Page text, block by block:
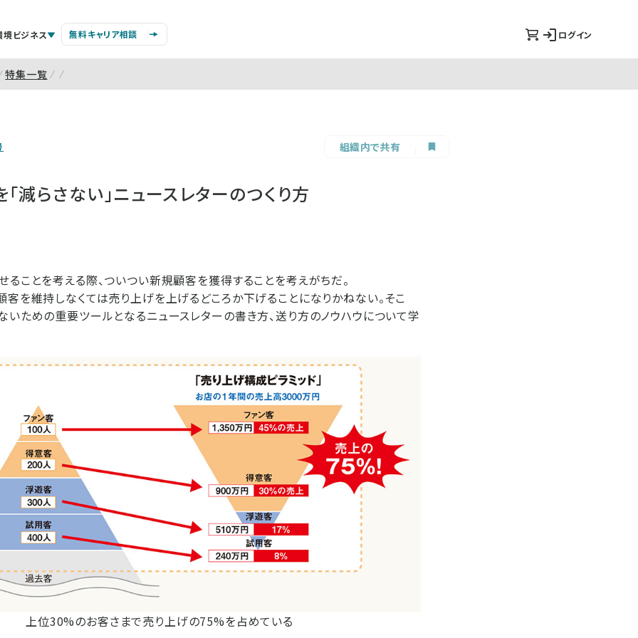
境ビジネス 無料キャリア相談 ログイン
特集一覧
組織内で共有
減らさない」ニュースレターのつくり方
ることを考える際、ついつい新規顧客を獲得することを考えがちだ。
客を維持しなくては売り上げを上げるどころか下げることになりかねない。そこ
いための重要ツールとなるニュースレターの書き方、送り方のノウハウについて学
上位30%のお客さまで売り上げの75%を占めている